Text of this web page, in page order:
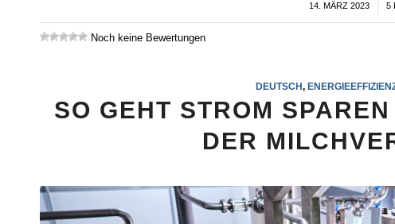
14. MÄRZ 2023
/ 5
Noch keine Bewertungen
DEUTSCH,
SO GEHT STROM
DER